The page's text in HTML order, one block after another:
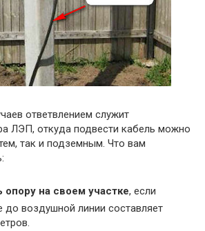
ответвлением служит
ЛЭП, откуда подвести кабель можно
так и подземным. Что вам
опору на своем участке, если
до воздушной линии составляет